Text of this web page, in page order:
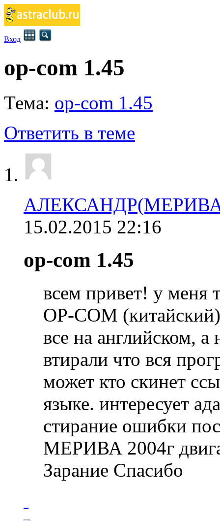
Вход
op-com 1.45
Тема: op-com 1.45
Ответить в теме
15.02.2015 22:16
op-com 1.45
всем привет! у меня
ОР-СОМ (китайский)
все на английском,
втирали что вся
может кто скинет
языке. интересует
стирание ошибки
МЕРИВА 2004г
Зарание Спасибо